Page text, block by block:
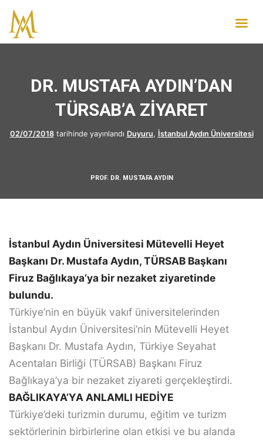
DR. MUSTAFA AYDIN’DAN
TÜRSAB’A ZİYARET
02/07/2018tarihinde yayınlandı Duyuru, İstanbul Aydın Üniversitesi
PROF. DR. MUSTAFA AYDIN
İstanbul Aydın Üniversitesi Mütevelli Heyet
Başkanı Dr. Mustafa Aydın, TÜRSAB Başkanı
Firuz Bağlıkaya’ya bir nezaket ziyaretinde
bulundu.
Türkiye’nin en büyük vakıf üniversitelerinden
İstanbul Aydın Üniversitesi’nin Mütevelli Heyet
Başkanı Dr. Mustafa Aydın, Türkiye Seyahat
Acentaları Birliği (TÜRSAB) Başkanı Firuz
Bağlıkaya’ya bir nezaket ziyareti gerçekleştirdi.
BAĞLIKAYA’YA ANLAMLI HEDİYE
Türkiye’deki turizmin durumu, eğitim ve turizm
sektörlerinin birbirlerine olan etkisi ve bu alanda